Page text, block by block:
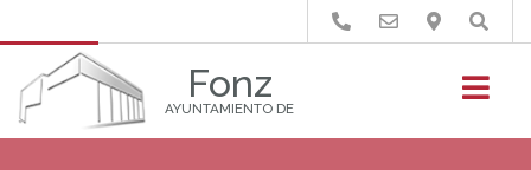
Fonz
AYUNTAMIENTO DE
Buscar